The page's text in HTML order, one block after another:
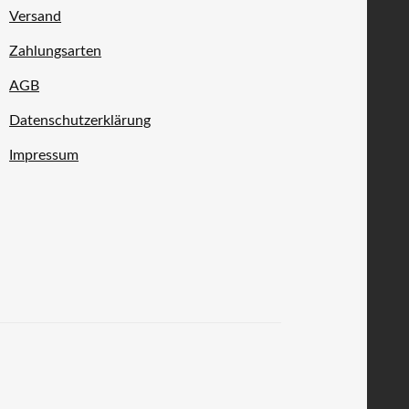
Versand
Zahlungsarten
AGB
Datenschutzerklärung
Impressum